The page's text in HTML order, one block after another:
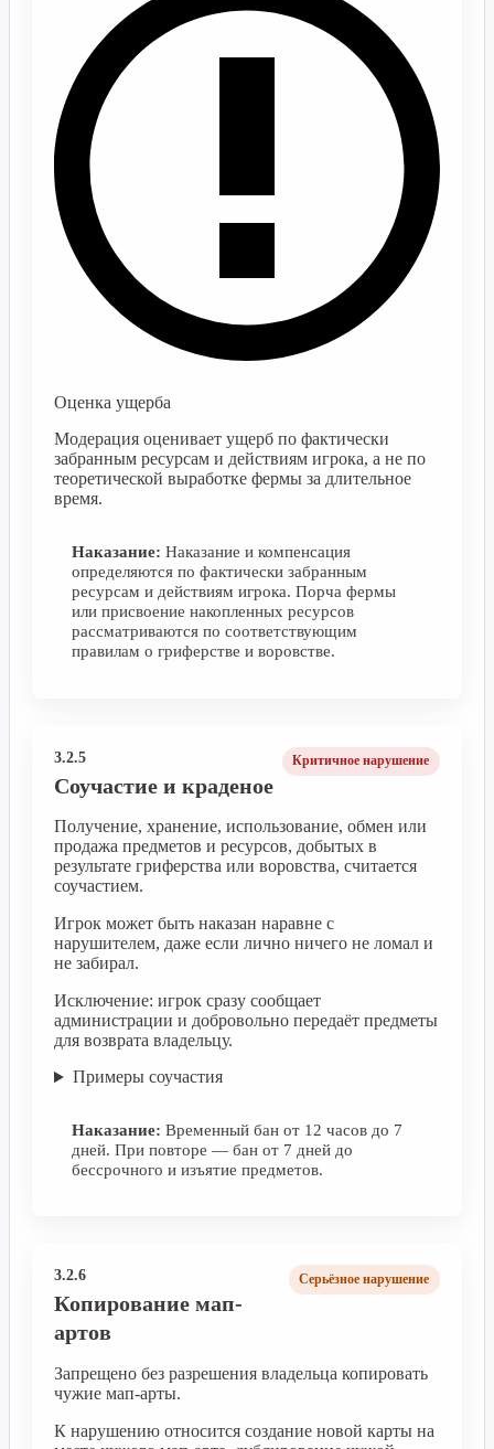
Оценка ущерба
Модерация оценивает ущерб по фактически
забранным ресурсам и действиям игрока, а не по
теоретической выработке фермы за длительное
время.
Наказание: Наказание и компенсация
определяются по фактически забранным
ресурсам и действиям игрока. Порча фермы
или присвоение накопленных ресурсов
рассматриваются по соответствующим
правилам о гриферстве и воровстве.
3.2.5
Соучастие и краденое
Критичное нарушение
Получение, хранение, использование, обмен или
продажа предметов и ресурсов, добытых в
результате гриферства или воровства, считается
соучастием.
Игрок может быть наказан наравне с
нарушителем, даже если лично ничего не ломал и
не забирал.
Исключение: игрок сразу сообщает
администрации и добровольно передаёт предметы
для возврата владельцу.
Примеры соучастия
Наказание: Временный бан от 12 часов до 7
дней. При повторе — бан от 7 дней до
бессрочного и изъятие предметов.
3.2.6
Копирование мап-
артов
Серьёзное нарушение
Запрещено без разрешения владельца копировать
чужие мап-арты.
К нарушению относится создание новой карты на